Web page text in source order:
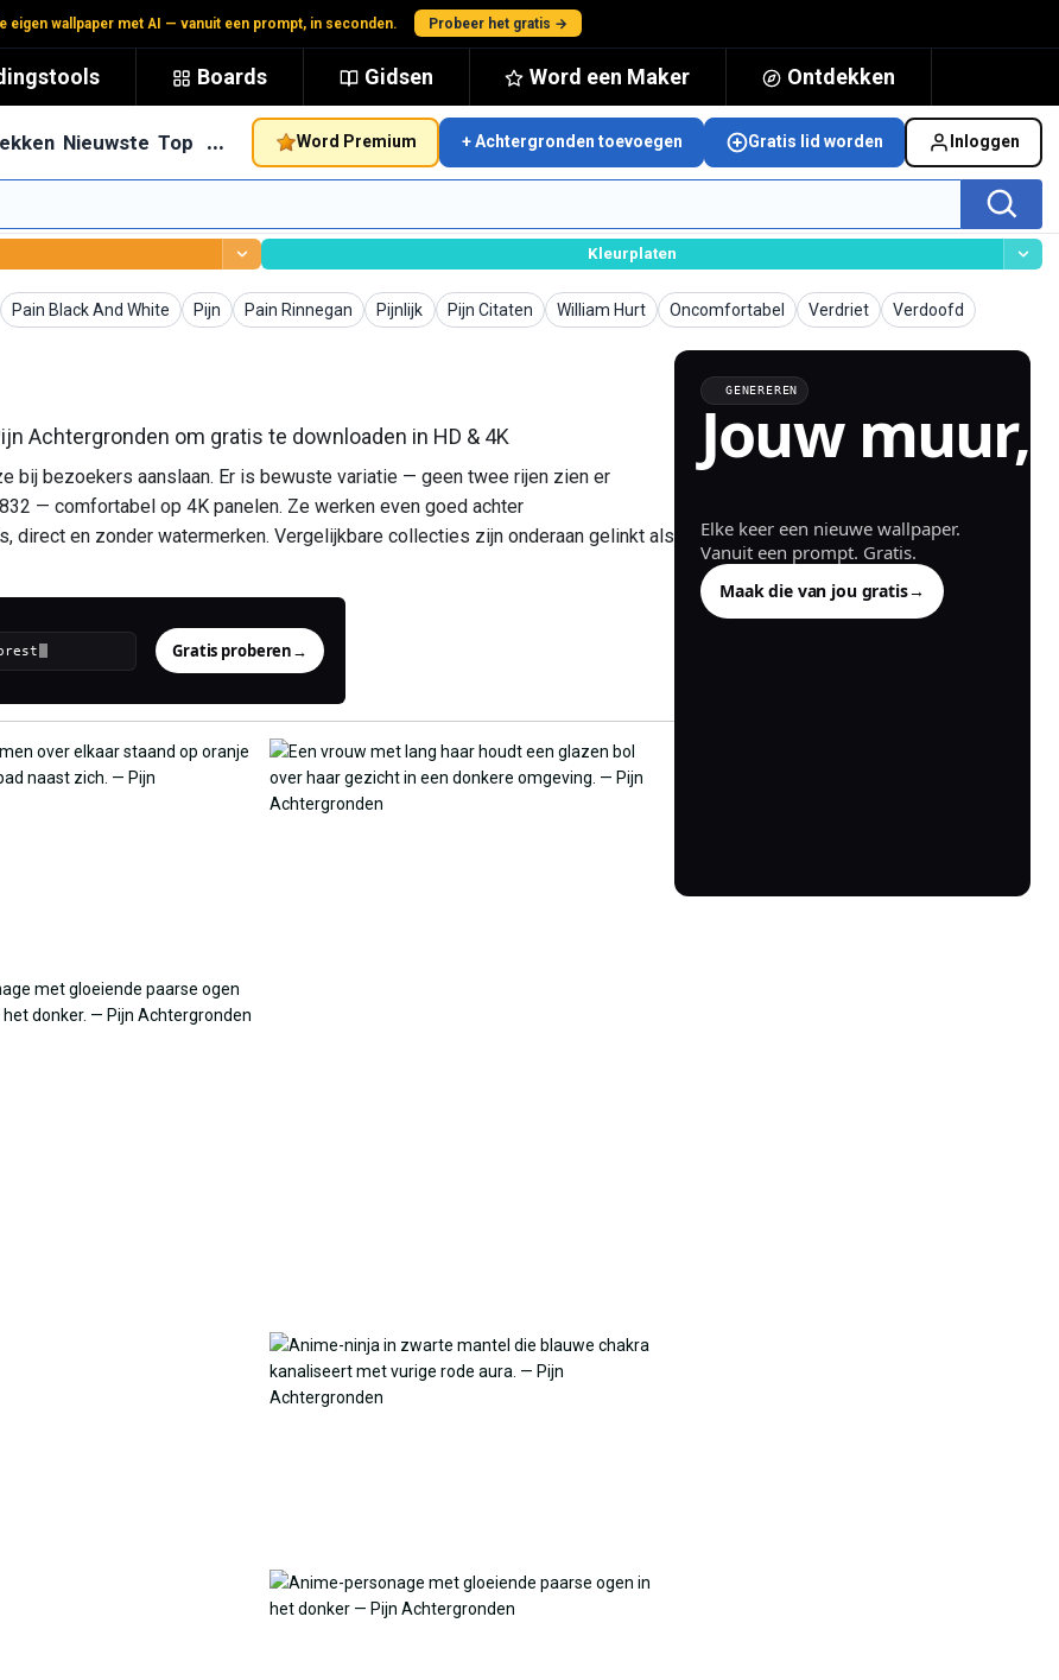
eigen wallpaper met AI — vanuit een prompt, in seconden. Probeer het gratis →
Boards Gidsen Word een Maker Ontdekken
Nieuwste Top … Word Premium + Achtergronden toevoegen Gratis lid worden Inloggen
Kleurplaten
Pain Black And White
Achtergronden Pijn
Achtergronden
Pain Rinnegan
Achtergronden Pijnlijk
AchtergrondenPijn Citaten
AchtergrondenWilliam Hurt
Achtergronden Oncomfortabel
Achtergronden Verdriet
AchtergrondenVerdoofd
Achtergronden
Achtergronden om gratis te downloaden in HD & 4K
bij bezoekers aanslaan. Er is bewuste variatie — geen twee rijen zien er
— comfortabel op 4K panelen. Ze werken even goed achter
direct en zonder watermerken. Vergelijkbare collecties zijn onderaan gelinkt als
Gratis proberen→
GENEREREN
Jouw muur,
gegenereerd.
Elke keer een nieuwe wallpaper.
Vanuit een prompt. Gratis.
Maak die van jou gratis→